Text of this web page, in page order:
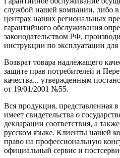
службой нашей компании, либо
центрах наших региональных
гарантийного обслуживания
законодательством РФ,
инструкции по эксплуатации для
Возврат товара надлежащего
защите прав потребителей и
качества... утвержденным
от 19/01/2001 №55.
Вся продукция, представленная
имеет свидетельства о
декларации соответствия, а
русском языке. Клиенты нашей
право на профессиональную
официальный сервис и